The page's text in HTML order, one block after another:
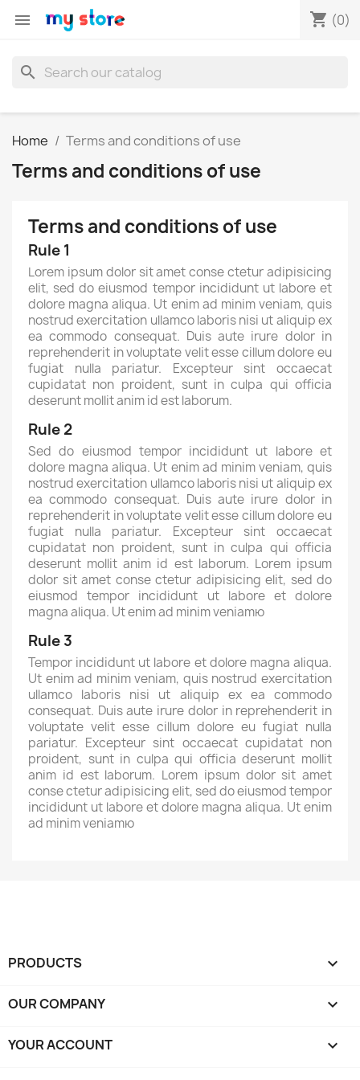
 shopping_cart (0)
search
Home Terms and conditions of use
Terms and conditions of use
Terms and conditions of use
Rule 1
Lorem ipsum dolor sit amet conse ctetur adipisicing
elit, sed do eiusmod tempor incididunt ut labore et
dolore magna aliqua. Ut enim ad minim veniam, quis
nostrud exercitation ullamco laboris nisi ut aliquip ex
ea commodo consequat. Duis aute irure dolor in
reprehenderit in voluptate velit esse cillum dolore eu
fugiat nulla pariatur. Excepteur sint occaecat
cupidatat non proident, sunt in culpa qui officia
deserunt mollit anim id est laborum.
Rule 2
Sed do eiusmod tempor incididunt ut labore et
dolore magna aliqua. Ut enim ad minim veniam, quis
nostrud exercitation ullamco laboris nisi ut aliquip ex
ea commodo consequat. Duis aute irure dolor in
reprehenderit in voluptate velit esse cillum dolore eu
fugiat nulla pariatur. Excepteur sint occaecat
cupidatat non proident, sunt in culpa qui officia
deserunt mollit anim id est laborum. Lorem ipsum
dolor sit amet conse ctetur adipisicing elit, sed do
eiusmod tempor incididunt ut labore et dolore
magna aliqua. Ut enim ad minim veniamю
Rule 3
Tempor incididunt ut labore et dolore magna aliqua.
Ut enim ad minim veniam, quis nostrud exercitation
ullamco laboris nisi ut aliquip ex ea commodo
consequat. Duis aute irure dolor in reprehenderit in
voluptate velit esse cillum dolore eu fugiat nulla
pariatur. Excepteur sint occaecat cupidatat non
proident, sunt in culpa qui officia deserunt mollit
anim id est laborum. Lorem ipsum dolor sit amet
conse ctetur adipisicing elit, sed do eiusmod tempor
incididunt ut labore et dolore magna aliqua. Ut enim
ad minim veniamю
PRODUCTS 
OUR COMPANY 
YOUR ACCOUNT 